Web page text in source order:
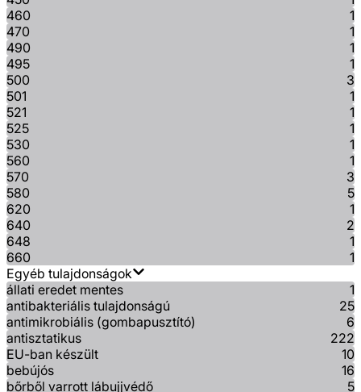
460
1
470
1
490
1
495
1
500
3
501
1
521
1
525
1
530
1
560
1
570
3
580
5
620
1
640
2
648
1
660
1
Egyéb tulajdonságok
állati eredet mentes
1
antibakteriális tulajdonságú
25
antimikrobiális (gombapusztító)
6
antisztatikus
222
EU-ban készült
10
bebújós
16
bőrből varrott lábujjvédő
5